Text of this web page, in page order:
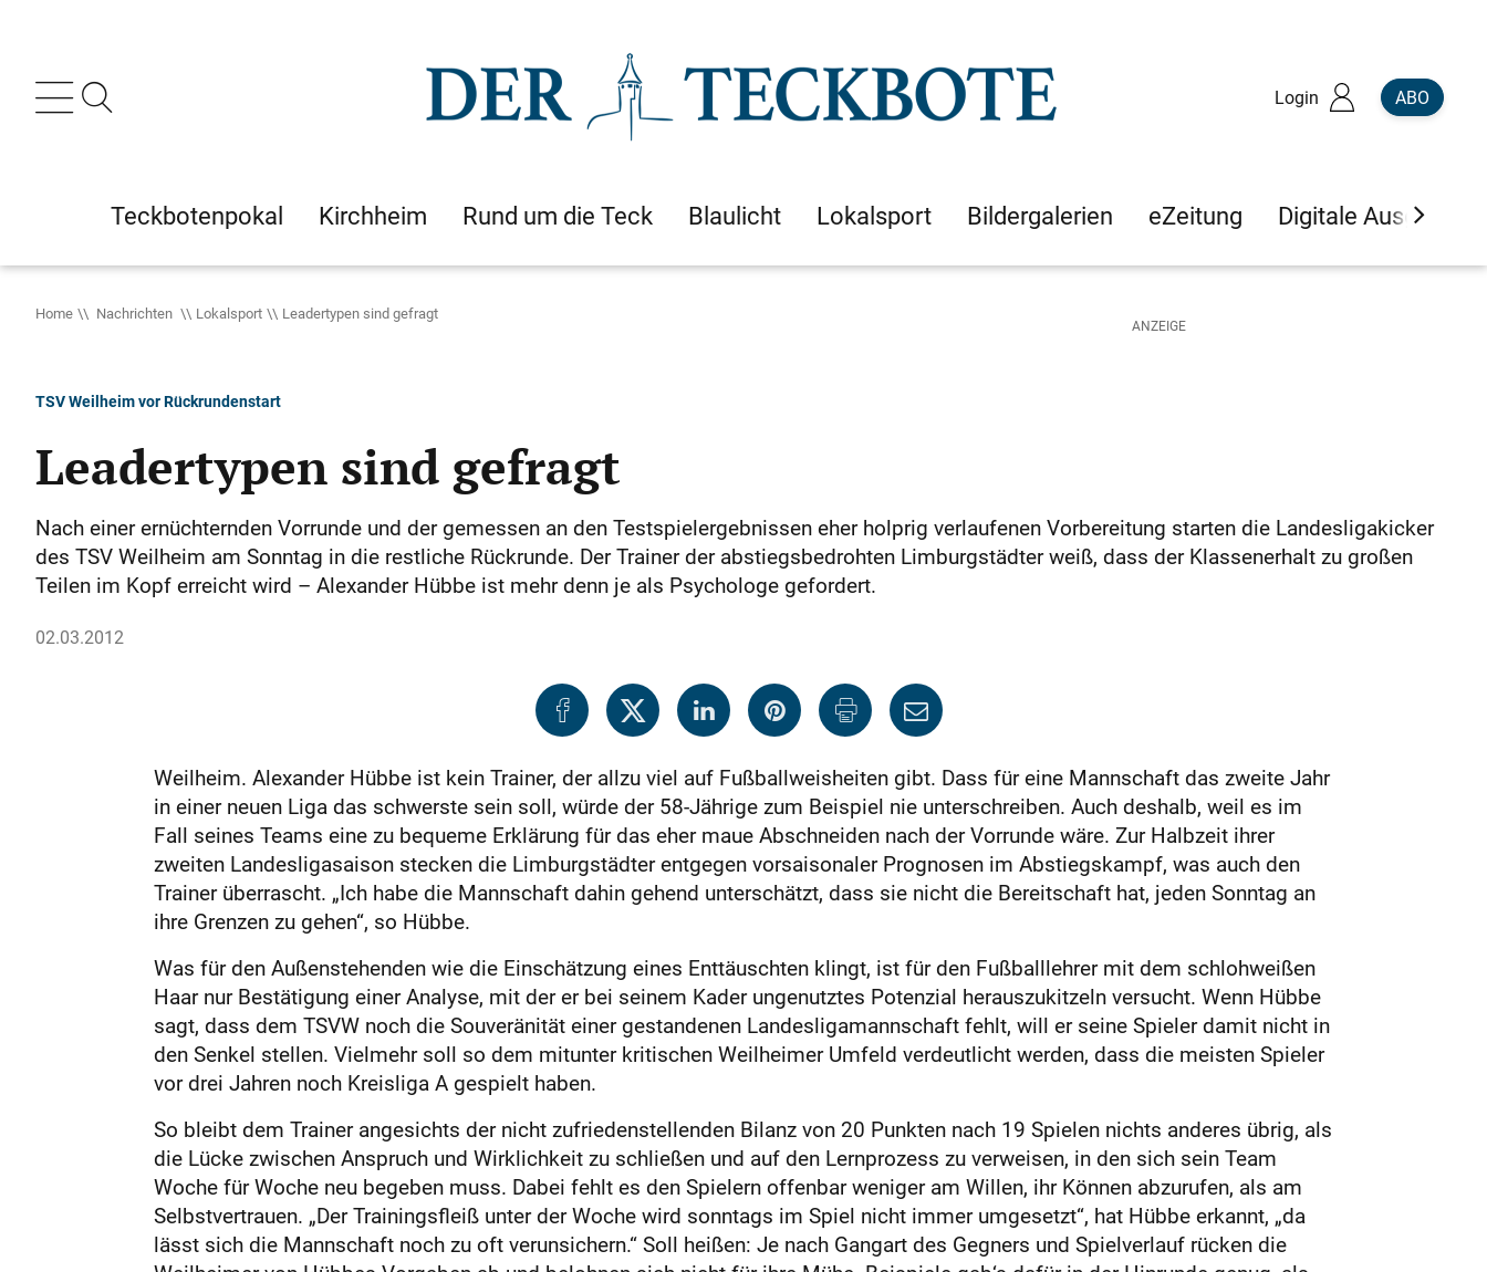
Login ABO
Teckbotenpokal Kirchheim Rund um die Teck Blaulicht Lokalsport Bildergalerien eZeitung Digitale Ausgaben
Home Nachrichten Lokalsport Leadertypen sind gefragt
TSV Weilheim vor Rückrundenstart
Leadertypen sind gefragt
Nach einer ernüchternden Vorrunde und der gemessen an den Testspielergebnissen eher holprig verlaufenen Vorbereitung starten die Landesligakicker
des TSV Weilheim am Sonntag in die restliche Rückrunde. Der Trainer der abstiegsbedrohten Limburgstädter weiß, dass der Klassenerhalt zu großen
Teilen im Kopf erreicht wird – Alexander Hübbe ist mehr denn je als Psychologe gefordert.
02.03.2012
Weilheim. Alexander Hübbe ist kein Trainer, der allzu viel auf Fußballweisheiten gibt. Dass für eine Mannschaft das zweite Jahr
in einer neuen Liga das schwerste sein soll, würde der 58-Jährige zum Beispiel nie unterschreiben. Auch deshalb, weil es im
Fall seines Teams eine zu bequeme Erklärung für das eher maue Abschneiden nach der Vorrunde wäre. Zur Halbzeit ihrer
zweiten Landesligasaison stecken die Limburgstädter entgegen vorsaisonaler Prognosen im Abstiegskampf, was auch den
Trainer überrascht. „Ich habe die Mannschaft dahin gehend un­terschätzt, dass sie nicht die Bereitschaft hat, jeden Sonntag an
ihre Grenzen zu gehen“, so Hübbe.
Was für den Außenstehenden wie die Einschätzung eines Enttäuschten klingt, ist für den Fußballlehrer mit dem schlohweißen
Haar nur Bestätigung einer Analyse, mit der er bei seinem Kader ungenutztes Potenzial herauszukitzeln versucht. Wenn Hübbe
sagt, dass dem TSVW noch die Souveränität einer gestandenen Landesligamannschaft fehlt, will er seine Spieler damit nicht in
den Senkel stellen. Vielmehr soll so dem mitunter kritischen Weilheimer Umfeld verdeutlicht werden, dass die meisten Spieler
vor drei Jahren noch Kreisliga A gespielt haben.
So bleibt dem Trainer angesichts der nicht zufriedenstellenden Bilanz von 20 Punkten nach 19 Spielen nichts anderes übrig, als
die Lücke zwischen Anspruch und Wirklichkeit zu schließen und auf den Lernprozess zu verweisen, in den sich sein Team
Woche für Woche neu begeben muss. Dabei fehlt es den Spielern offenbar weniger am Willen, ihr Können abzurufen, als am
Selbstvertrauen. „Der Trainingsfleiß unter der Woche wird sonntags im Spiel nicht immer umgesetzt“, hat Hübbe erkannt, „da
lässt sich die Mannschaft noch zu oft verunsichern.“ Soll heißen: Je nach Gangart des Gegners und Spielverlauf rücken die